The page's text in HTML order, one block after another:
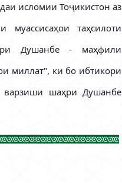
исломии Тоҷикистон аз
муассисаҳои таҳсилоти
Душанбе - маҳфили
миллат", ки бо ибтикори
варзиши шаҳри Душанбе